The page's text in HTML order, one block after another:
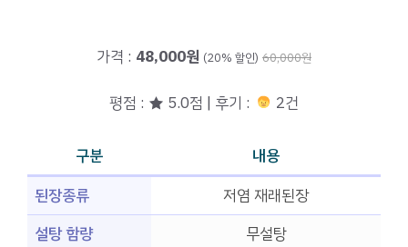
가격 : 48,000원 (20% 할인) 60,000원
평점 : ★ 5.0점 | 후기 : 2건
구분
내용
된장종류
저염 재래된장
설탕 함량
무설탕